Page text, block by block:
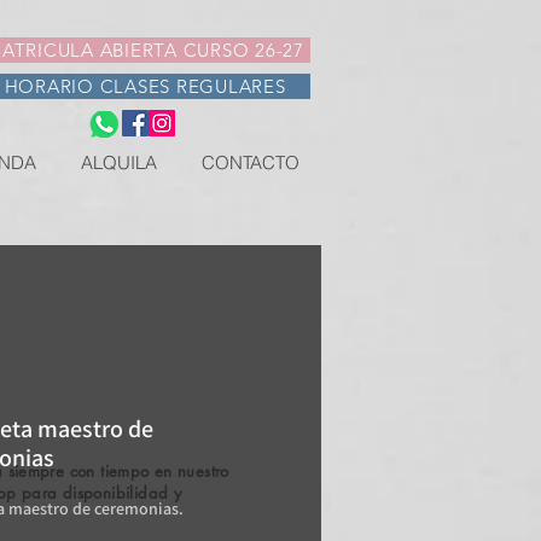
ABIERTA CURSO 26-27
HORARIO CLASES REGULARES
ALQUILA CONTACTO
maestro de
maestro de ceremonias.
siempre con tiempo en nuestro
para disponibilidad y